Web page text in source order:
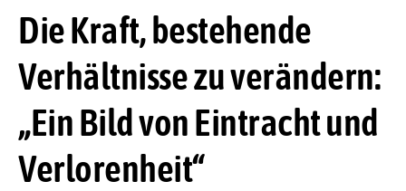
Die Kraft, bestehende
Verhältnisse zu verändern:
„Ein Bild von Eintracht und
Verlorenheit“